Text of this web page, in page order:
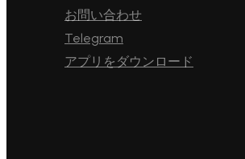
お問い合わせ
Telegram
アプリをダウンロード